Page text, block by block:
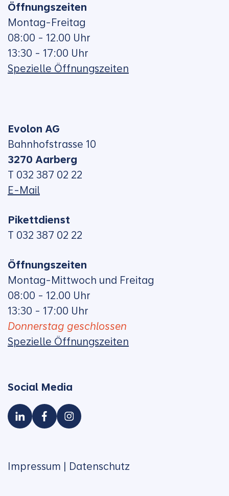
Öffnungszeiten
Montag-Freitag
08:00 - 12.00 Uhr
13:30 - 17:00 Uhr
Spezielle Öffnungszeiten
Evolon AG
Bahnhofstrasse 10
3270 Aarberg
T 032 387 02 22
E-Mail
Pikettdienst
T 032 387 02 22
Öffnungszeiten
Montag-Mittwoch und Freitag
08:00 - 12.00 Uhr
13:30 - 17:00 Uhr
Donnerstag geschlossen
Spezielle Öffnungszeiten
Social Media
Impressum | Datenschutz